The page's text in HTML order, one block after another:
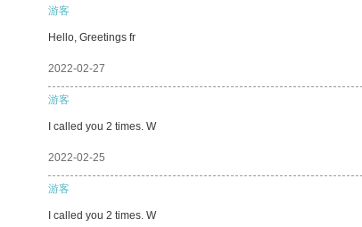
游客
Hello, Greetings fr
2022-02-27
游客
I called you 2 times. W
2022-02-25
游客
I called you 2 times. W